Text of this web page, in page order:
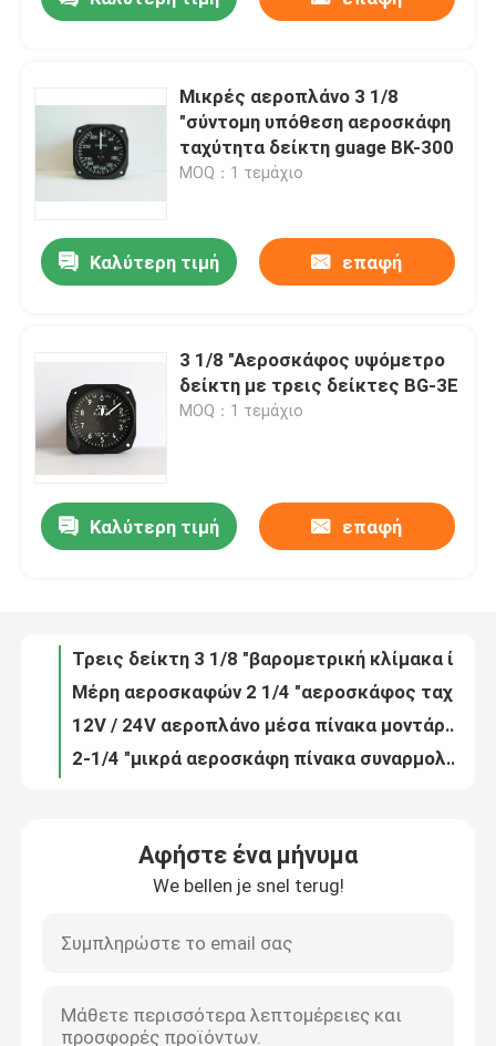
Σπίτι
Προϊόντα
Περίπου εμείς
Ποιοτικός έλεγχος
Μας ελάτε σε επαφή με
Όργανα πτήσης αεροσκαφών
Επιτροπή οργάνων αεροσκαφών
Μικρές αεροπλάνο 3 1/8
"σύντομη υπόθεση αεροσκάφη
ταχύτητα δείκτη guage BK-300
MOQ：1 τεμάχιο
Καλύτερη τιμή επαφή
3 1/8 "Αεροσκάφος υψόμετρο
δείκτη με τρεις δείκτες BG-3E
MOQ：1 τεμάχιο
Καλύτερη τιμή επαφή
Τρεις δείκτη 3 1/8 "βαρομετρική κλίμακα ίντσες αεροσκάφη υψόμετρο δείκτης BG-3A
Τραπεζικές συναλλαγές και Pitching περιτύπωμα Ectrical ορίζοντα αεροσκάφη γυροσκοπικές μέσων GH025
Στάση αναφέροντας περιτύπωμα βαθμό ορίζοντα αέρα αεροσκάφη γυροσκοπικές μέσων GH030
Περιτύπωμα αεροπλάνο επικεφαλίδα αναφέροντας αεροσκάφη γυροσκοπικές μέσων GD031
Αφήστε ένα μήνυμα
We bellen je snel terug!